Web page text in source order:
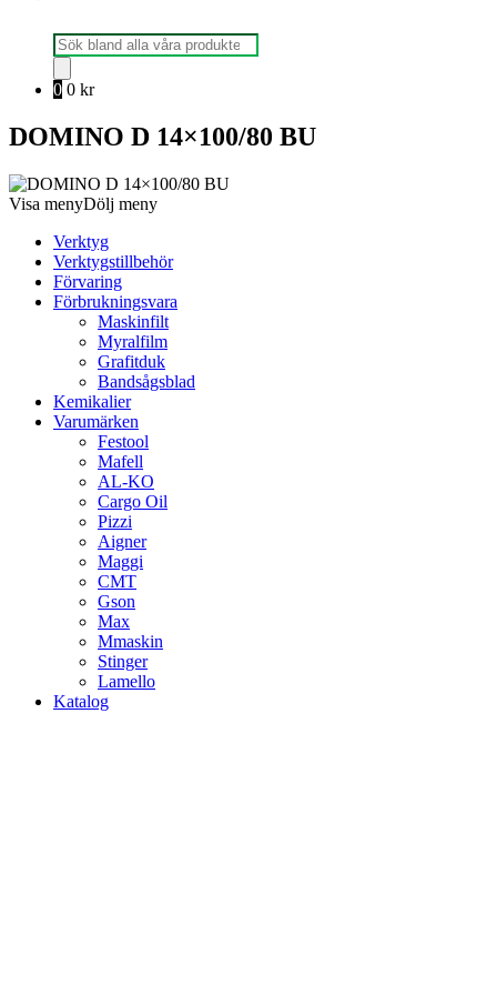
Produktsökning
0 0 kr
DOMINO D 14×100/80 BU
Visa menyDölj meny
Verktyg
Verktygstillbehör
Förvaring
Förbrukningsvara
Maskinfilt
Myralfilm
Grafitduk
Bandsågsblad
Kemikalier
Varumärken
Festool
Mafell
AL-KO
Cargo Oil
Pizzi
Aigner
Maggi
CMT
Gson
Max
Mmaskin
Stinger
Lamello
Katalog